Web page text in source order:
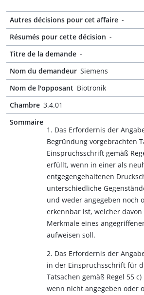
Autres décisions pour cet affaire -
Résumés pour cette décision -
Titre de la demande -
Nom du demandeur Siemens
Nom de l'opposant Biotronik
Chambre 3.4.01
Sommaire
1. Das Erfordernis der
Begründung vorgebrachten
Einspruchsschrift gemäß
erfüllt, wenn in einer als
entgegengehaltenen
unterschiedliche
und weder angegeben noch
erkennbar ist, welcher
Merkmale eines
aufweisen soll.
2. Das Erfordernis der
in der Einspruchsschrift für
Tatsachen gemäß Regel 55
wenn nicht angegeben oder